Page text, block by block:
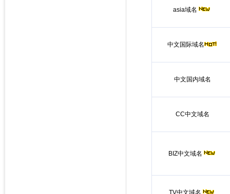
asia域名
中文国际域名
中文国内域名
CC中文域名
BIZ中文域名